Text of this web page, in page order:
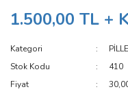
1.500,00 TL +
Kategori
Stok Kodu
410
Fiyat